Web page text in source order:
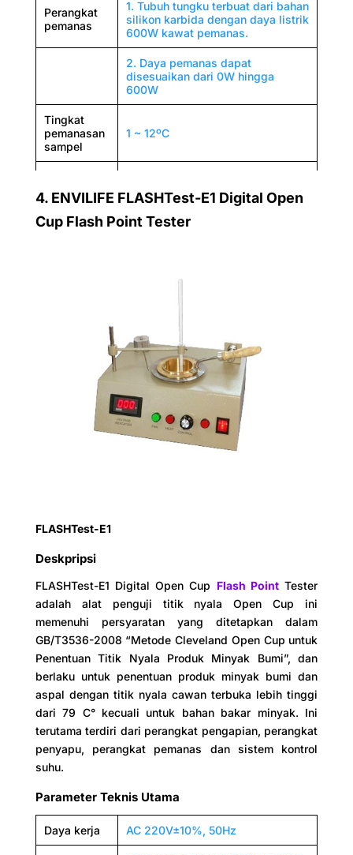
Perangkat
pemanas
1. Tubuh tungku terbuat dari bahan
silikon karbida dengan daya listrik
600W kawat pemanas.
2. Daya pemanas dapat
disesuaikan dari 0W hingga
600W
Tingkat
pemanasan
sampel
1 ~ 12ºC
pengaduk
listrik
kecepatan konstan.
3. Ukuran bilah pengaduk: 8×40
2. Kedalaman : 56 mm.
3. Uji kapasitas oli Kedalaman
penandaan : 34,2 mm.
4. Uji kapasitas minyak: sekitar 70
suhu
internal, sesuai dengan ketentuan
Gb514.
Skala: -30 ~ 170ºC, indeks: 1ºC.
Skala: 100 ~ 300ºC, indeks: 1ºC.
Suhu sekitar ≤35ºC
Kelembaban
relatif
≤85%
Konsumsi
daya
4. ENVILIFE FLASHTest-E1 Digital Open
Cup Flash Point Tester
FLASHTest-E1
Deskpripsi
FLASHTest-E1 Digital Open Cup Flash PointTester
adalah alat penguji titik nyala Open Cup ini
memenuhi persyaratan yang ditetapkan dalam
GB/T3536-2008 “Metode Cleveland Open Cup untuk
Penentuan Titik Nyala Produk Minyak Bumi”, dan
berlaku untuk penentuan produk minyak bumi dan
aspal dengan titik nyala cawan terbuka lebih tinggi
dari 79 C° kecuali untuk bahan bakar minyak. Ini
terutama terdiri dari perangkat pengapian, perangkat
penyapu, perangkat pemanas dan sistem kontrol
suhu.
Parameter Teknis Utama
Daya kerja AC 220V±10%, 50Hz